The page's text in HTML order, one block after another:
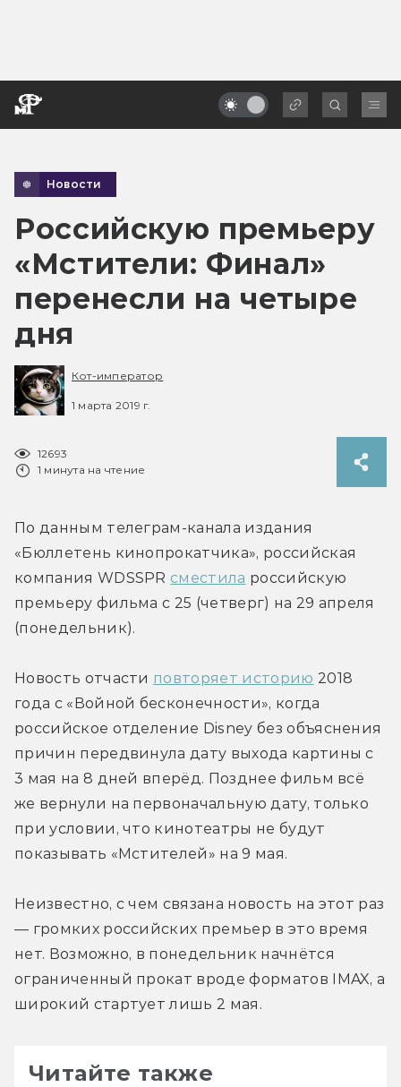
Новости
Российскую премьеру
«Мстители: Финал»
перенесли на четыре
дня
Кот-император
1 марта 2019 г.
12693
1 минута на чтение
По данным телеграм-канала издания
«Бюллетень кинопрокатчика», российская
компания WDSSPR сместила российскую
премьеру фильма с 25 (четверг) на 29 апреля
(понедельник).
Новость отчасти повторяет историю 2018
года с «Войной бесконечности», когда
российское отделение Disney без объяснения
причин передвинула дату выхода картины с
3 мая на 8 дней вперёд. Позднее фильм всё
же вернули на первоначальную дату, только
при условии, что кинотеатры не будут
показывать «Мстителей» на 9 мая.
Неизвестно, с чем связана новость на этот раз
— громких российских премьер в это время
нет. Возможно, в понедельник начнётся
ограниченный прокат вроде форматов IMAX, а
широкий стартует лишь 2 мая.
Читайте также